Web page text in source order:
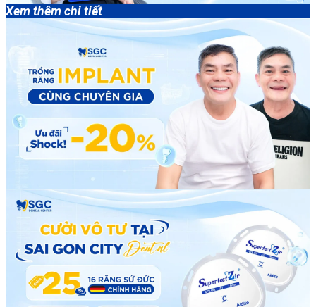
Xem thêm chi tiết